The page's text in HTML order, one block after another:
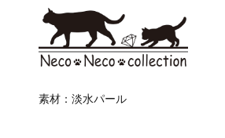
素材：淡水パール